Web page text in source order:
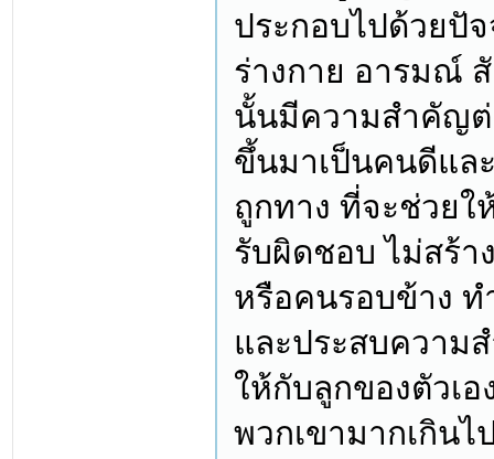
ประกอบไปด้วยปั
ร่างกาย อารมณ์
นั้นมีความสำคัญต่
ขึ้นมาเป็นคนดีแล
ถูกทาง ที่จะช่วยใ
รับผิดชอบ ไม่สร้
หรือคนรอบข้าง ท
และประสบความ
ให้กับลูกของตัวเ
พวกเขามากเกินไ